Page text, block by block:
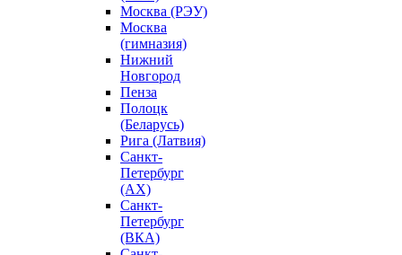
Москва (РЭУ)
Москва
(гимназия)
Нижний
Новгород
Пенза
Полоцк
(Беларусь)
Рига (Латвия)
Санкт-
Петербург
(АХ)
Санкт-
Петербург
(ВКА)